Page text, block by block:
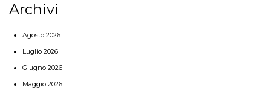
Archivi
Agosto 2026
Luglio 2026
Giugno 2026
Maggio 2026